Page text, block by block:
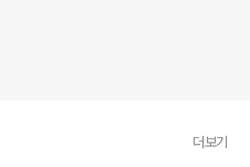
더보기